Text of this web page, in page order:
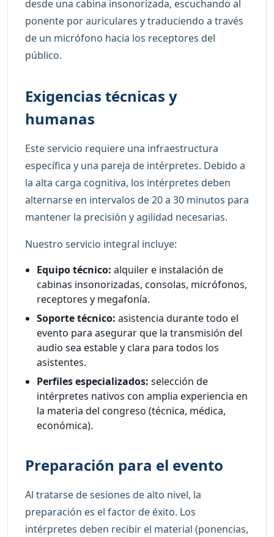
desde una cabina insonorizada, escuchando al
ponente por auriculares y traduciendo a través
de un micrófono hacia los receptores del
público.
Exigencias técnicas y
humanas
Este servicio requiere una infraestructura
específica y una pareja de intérpretes. Debido a
la alta carga cognitiva, los intérpretes deben
alternarse en intervalos de 20 a 30 minutos para
mantener la precisión y agilidad necesarias.
Nuestro servicio integral incluye:
Equipo técnico: alquiler e instalación de
cabinas insonorizadas, consolas, micrófonos,
receptores y megafonía.
Soporte técnico: asistencia durante todo el
evento para asegurar que la transmisión del
audio sea estable y clara para todos los
asistentes.
Perfiles especializados: selección de
intérpretes nativos con amplia experiencia en
la materia del congreso (técnica, médica,
económica).
Preparación para el evento
Al tratarse de sesiones de alto nivel, la
preparación es el factor de éxito. Los
intérpretes deben recibir el material (ponencias,